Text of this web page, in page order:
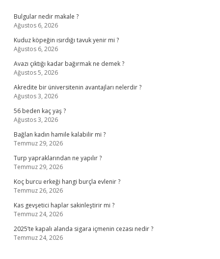
Bulgular nedir makale ?
Ağustos 6, 2026
Kuduz köpeğin ısırdığı tavuk yenir mi ?
Ağustos 6, 2026
Avazı çıktığı kadar bağırmak ne demek ?
Ağustos 5, 2026
Akredite bir üniversitenin avantajları nelerdir ?
Ağustos 3, 2026
56 beden kaç yaş ?
Ağustos 3, 2026
Bağlan kadın hamile kalabilir mi ?
Temmuz 29, 2026
Turp yapraklarından ne yapılır ?
Temmuz 29, 2026
Koç burcu erkeği hangi burçla evlenir ?
Temmuz 26, 2026
Kas gevşetici haplar sakinleştirir mi ?
Temmuz 24, 2026
2025’te kapalı alanda sigara içmenin cezası nedir ?
Temmuz 24, 2026